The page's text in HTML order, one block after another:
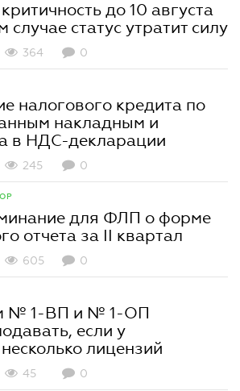
до 10 августа
случае статус утратит силу
364 0
налогового кредита по
накладным и
в НДС-декларации
245 0
для ФЛП о форме
отчета за II квартал
605 0
№ 1-ВП и № 1-ОП
если у
лицензий
45 0